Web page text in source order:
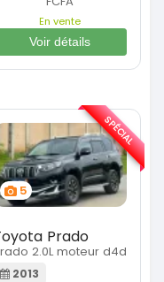
En vente
Voir détails
5
Prado
2.0L moteur d4d
2013
SPÉCIAL